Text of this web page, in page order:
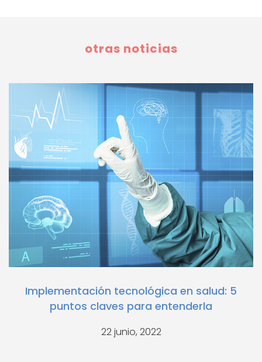
otras noticias
Implementación tecnológica en salud: 5
puntos claves para entenderla
22 junio, 2022